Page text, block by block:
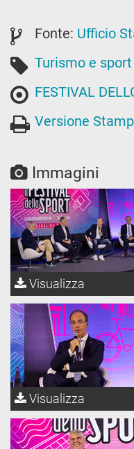
Fonte: Ufficio
Turismo e sport
FESTIVAL
Versione
Immagini
Visualizza
Visualizza